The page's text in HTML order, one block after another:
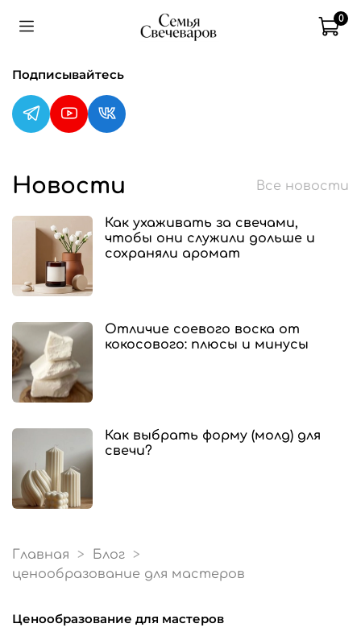
0
Главная
Блог
ценообразование для мастеров
ценообразование для мастеров
Подписывайтесь
Новости Все новости
Как ухаживать за свечами,
чтобы они служили дольше и
сохраняли аромат
Отличие соевого воска от
кокосового: плюсы и минусы
Как выбрать форму (молд) для
свечи?